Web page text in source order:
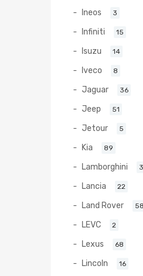
Ineos 3
Infiniti 15
Isuzu 14
Iveco 8
Jaguar 36
Jeep 51
Jetour 5
Kia 89
Lamborghini 3
Lancia 22
Land Rover 58
LEVC 2
Lexus 68
Lincoln 16